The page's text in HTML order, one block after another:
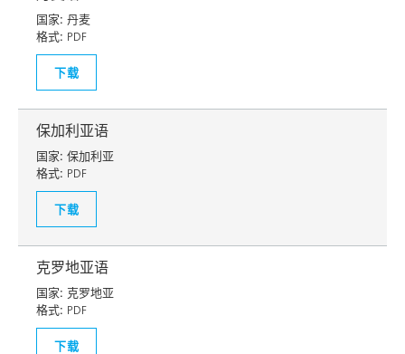
国家: 丹麦
格式: PDF
下载
保加利亚语
国家: 保加利亚
格式: PDF
下载
克罗地亚语
国家: 克罗地亚
格式: PDF
下载